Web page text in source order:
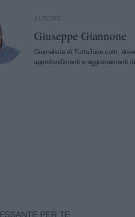
AUTORE
Giuseppe Giannone
Giornalista di TuttoJuve.com,
approfondimenti e aggiornamenti